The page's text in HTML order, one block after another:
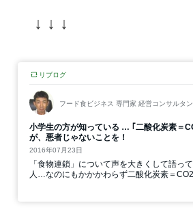
↓ ↓ ↓